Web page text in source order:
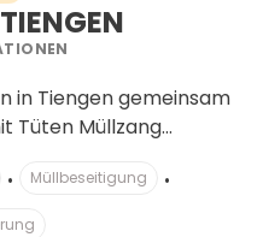
in Tiengen gemeinsam
Tüten Müllzang...
Müllbeseitigung